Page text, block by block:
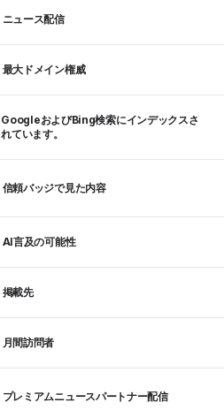
ニュース配信
最大ドメイン権威
GoogleおよびBing検索にインデックスさ
れています。
信頼バッジで見た内容
AI言及の可能性
掲載先
月間訪問者
プレミアムニュースパートナー配信